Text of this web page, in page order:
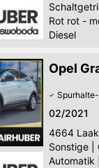
Rot rot -
Diesel
Opel
02/2021
4664
Sonstige
Automatik